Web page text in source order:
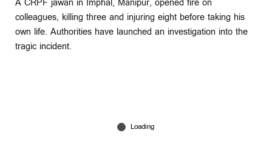
A CRPF jawan in Imphal, Manipur, opened fire on
colleagues, killing three and injuring eight before taking his
own life. Authorities have launched an investigation into the
tragic incident.